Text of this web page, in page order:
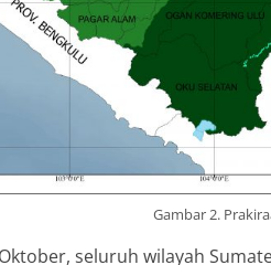
Gambar 2.
seluruh wilayah